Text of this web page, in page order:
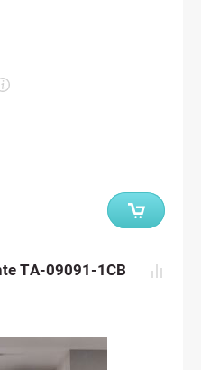
TA-09091-1CB